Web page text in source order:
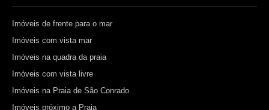
Imóveis de frente para o mar
Imóveis com vista mar
Imóveis na quadra da praia
Imóveis com vista livre
Imóveis na Praia de São Conrado
Imóveis próximo a Praia